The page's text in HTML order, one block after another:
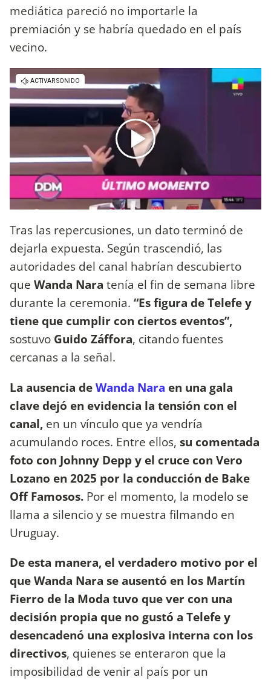
mediática pareció no importarle la
premiación y se habría quedado en el país
vecino.
Tras las repercusiones, un dato terminó de
dejarla expuesta. Según trascendió, las
autoridades del canal habrían descubierto
que Wanda Nara tenía el fin de semana libre
durante la ceremonia. “Es figura de Telefe y
tiene que cumplir con ciertos eventos”,
sostuvo Guido Záffora, citando fuentes
cercanas a la señal.
La ausencia deWanda Nara en una gala
clave dejó en evidencia la tensión con el
canal, en un vínculo que ya vendría
acumulando roces. Entre ellos, su comentada
foto con Johnny Depp y el cruce con Vero
Lozano en 2025 por la conducción de Bake
Off Famosos. Por el momento, la modelo se
llama a silencio y se muestra filmando en
Uruguay.
De esta manera, el verdadero motivo por el
que Wanda Nara se ausentó en los Martín
Fierro de la Moda tuvo que ver con una
decisión propia que no gustó a Telefe y
desencadenó una explosiva interna con los
directivos, quienes se enteraron que la
imposibilidad de venir al país por un